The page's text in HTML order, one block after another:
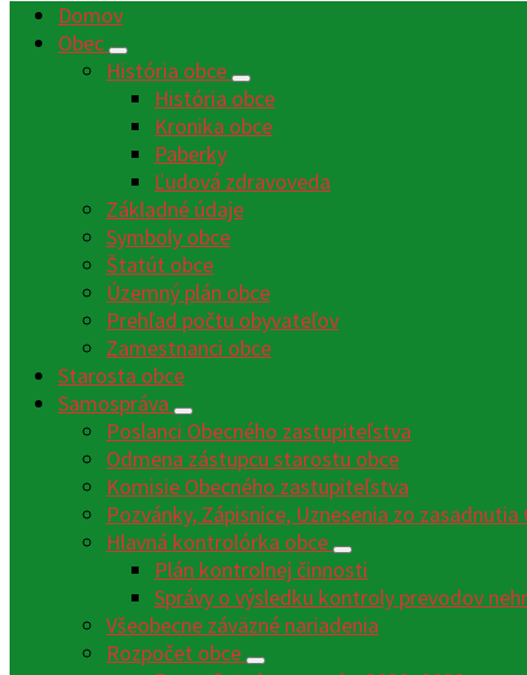
Domov
Obec
História obce
História obce
Kronika obce
Paberky
Ľudová zdravoveda
Základné údaje
Symboly obce
Štatút obce
Územný plán obce
Prehľad počtu obyvateľov
Zamestnanci obce
Starosta obce
Samospráva
Poslanci Obecného zastupiteľstva
Odmena zástupcu starostu obce
Komisie Obecného zastupiteľstva
Pozvánky, Zápisnice, Uznesenia zo
Hlavná kontrolórka obce
Plán kontrolnej činnosti
Správy o výsledku kontroly prevodov
Všeobecne záväzné nariadenia
Rozpočet obce